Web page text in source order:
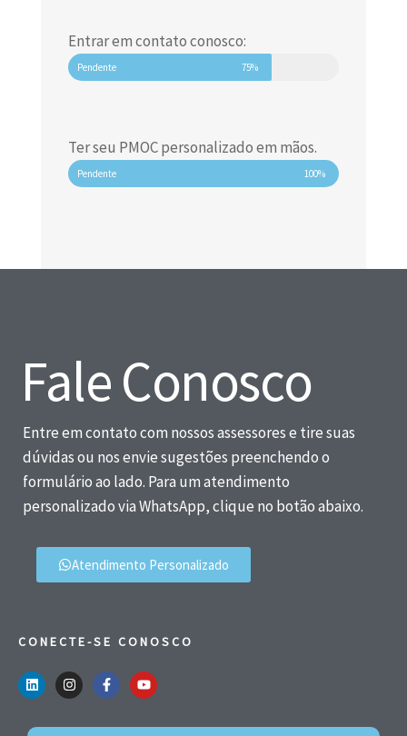
Entrar em contato conosco:
Pendente 75%
Ter seu PMOC personalizado em mãos.
Pendente 100%
Fale Conosco
Entre em contato com nossos assessores e tire suas
dúvidas ou nos envie sugestões preenchendo o
formulário ao lado. Para um atendimento
personalizado via WhatsApp, clique no botão abaixo.
Atendimento Personalizado
CONECTE-SE CONOSCO